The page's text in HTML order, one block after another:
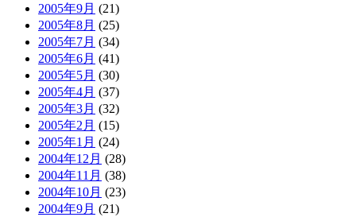
2005年9月 (21)
2005年8月 (25)
2005年7月 (34)
2005年6月 (41)
2005年5月 (30)
2005年4月 (37)
2005年3月 (32)
2005年2月 (15)
2005年1月 (24)
2004年12月 (28)
2004年11月 (38)
2004年10月 (23)
2004年9月 (21)